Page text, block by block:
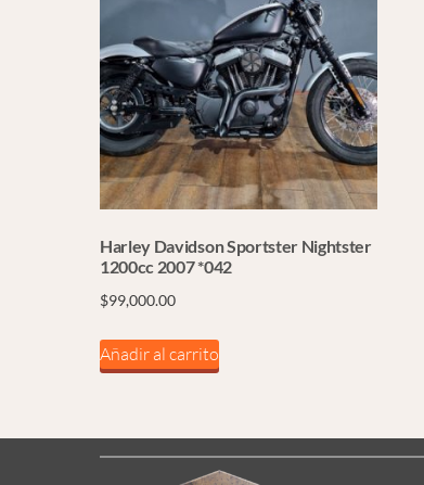
Harley Davidson Sportster Nightster
1200cc 2007 *042
$99,000.00
Añadir al carrito